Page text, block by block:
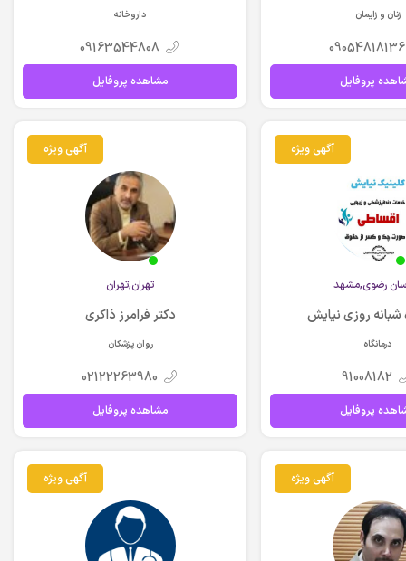
زنان و زایمان
09054818136
پروفایل
داروخانه
09163544808
مشاهده پروفایل
آگهی ویژه
رضوي,مشهد
شبانه روزی نیایش
درمانگاه
91008182
پروفایل
آگهی ویژه
تهران,تهران
دکتر فرامرز ذاکری
روان پزشکان
02122263980
مشاهده پروفایل
آگهی ویژه آگهی ویژه